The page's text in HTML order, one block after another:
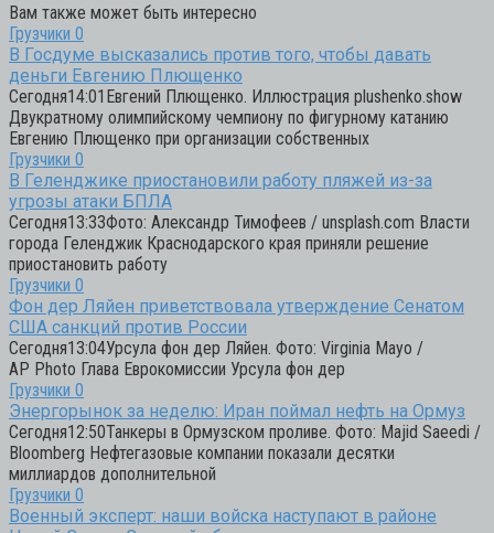
Вам также может быть интересно
Грузчики 0
В Госдуме высказались против того, чтобы давать
деньги Евгению Плющенко
Сегодня14:01Евгений Плющенко. Иллюстрация plushenko.show
Двукратному олимпийскому чемпиону по фигурному катанию
Евгению Плющенко при организации собственных
Грузчики 0
В Геленджике приостановили работу пляжей из-за
угрозы атаки БПЛА
Сегодня13:33Фото: Александр Тимофеев / unsplash.com Власти
города Геленджик Краснодарского края приняли решение
приостановить работу
Грузчики 0
Фон дер Ляйен приветствовала утверждение Сенатом
США санкций против России
Сегодня13:04Урсула фон дер Ляйен. Фото: Virginia Mayo /
AP Photo Глава Еврокомиссии Урсула фон дер
Грузчики 0
Энергорынок за неделю: Иран поймал нефть на Ормуз
Сегодня12:50Танкеры в Ормузском проливе. Фото: Majid Saeedi /
Bloomberg Нефтегазовые компании показали десятки
миллиардов дополнительной
Грузчики 0
Военный эксперт: наши войска наступают в районе